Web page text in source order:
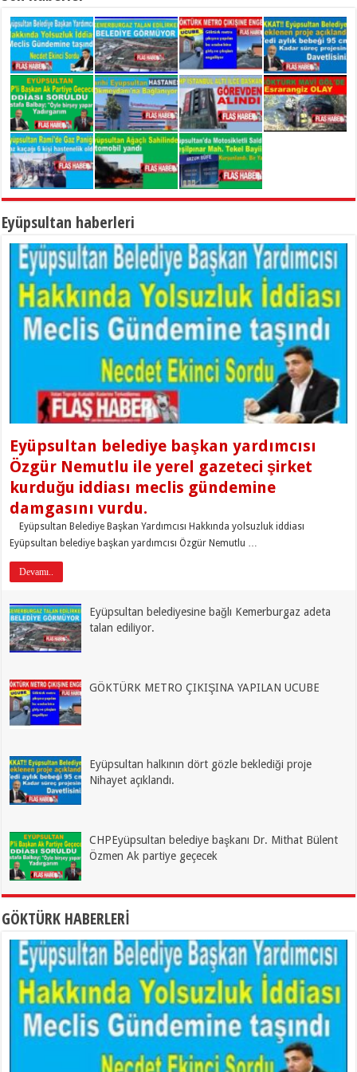
Eyüpsultan haberleri
Eyüpsultan belediye başkan yardımcısı
Özgür Nemutlu ile yerel gazeteci şirket
kurduğu iddiası meclis gündemine
damgasını vurdu.
Eyüpsultan Belediye Başkan Yardımcısı Hakkında yolsuzluk iddiası
Eyüpsultan belediye başkan yardımcısı Özgür Nemutlu …
Devamı..
Eyüpsultan belediyesine bağlı Kemerburgaz adeta
talan ediliyor.
GÖKTÜRK METRO ÇIKIŞINA YAPILAN UCUBE
Eyüpsultan halkının dört gözle beklediği proje
Nihayet açıklandı.
CHPEyüpsultan belediye başkanı Dr. Mithat Bülent
Özmen Ak partiye geçecek
GÖKTÜRK HABERLERİ